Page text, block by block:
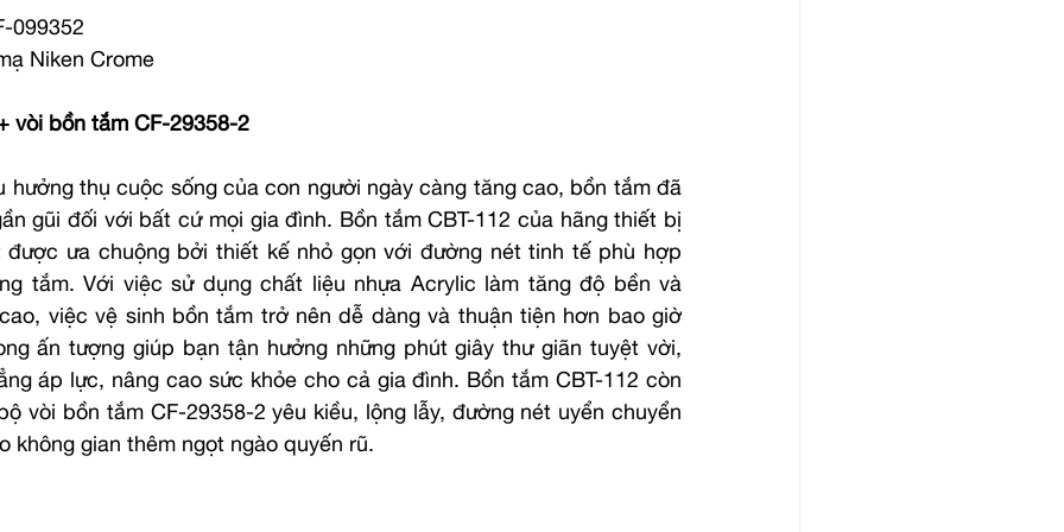
099352
Niken Crome
vòi bồn tắm CF-29358-2
hưởng thụ cuộc sống của con người ngày càng tăng cao, bồn tắm đã
gũi đối với bất cứ mọi gia đình. Bồn tắm CBT-112 của hãng thiết bị
được ưa chuộng bởi thiết kế nhỏ gọn với đường nét tinh tế phù hợp
tắm. Với việc sử dụng chất liệu nhựa Acrylic làm tăng độ bền và
việc vệ sinh bồn tắm trở nên dễ dàng và thuận tiện hơn bao giờ
ấn tượng giúp bạn tận hưởng những phút giây thư giãn tuyệt vời,
áp lực, nâng cao sức khỏe cho cả gia đình. Bồn tắm CBT-112 còn
vòi bồn tắm CF-29358-2 yêu kiều, lộng lẫy, đường nét uyển chuyển
không gian thêm ngọt ngào quyến rũ.